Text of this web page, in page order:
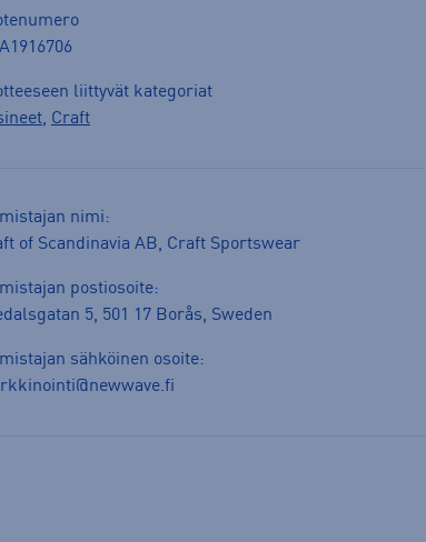
liittyvät kategoriat
, Craft
nimi:
of Scandinavia AB, Craft Sportswear
postiosoite:
5, 501 17 Borås, Sweden
sähköinen osoite: